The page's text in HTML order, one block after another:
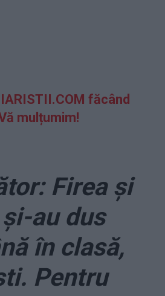
făcând
mulțumim!
Firea și
au dus
în clasă,
Pentru